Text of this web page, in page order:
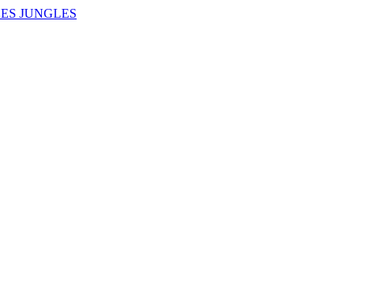
JUNGLES